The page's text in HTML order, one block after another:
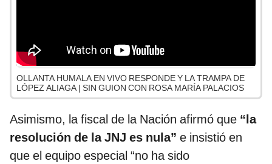
OLLANTA HUMALA EN VIVO RESPONDE Y LA TRAMPA DE
LÓPEZ ALIAGA | SIN GUION CON ROSA MARÍA PALACIOS
Asimismo, la fiscal de la Nación afirmó que “la
resolución de la JNJ es nula” e insistió en
que el equipo especial “no ha sido